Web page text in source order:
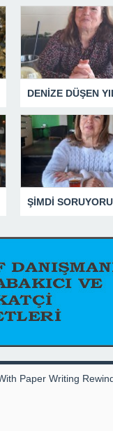
ŞİMDİ
Paper Writing